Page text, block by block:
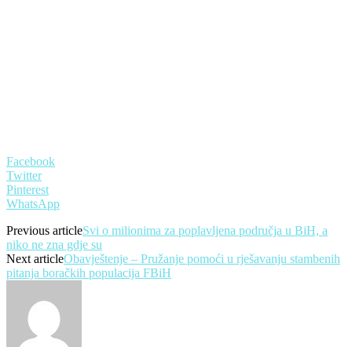
Facebook
Twitter
Pinterest
WhatsApp
Previous articleSvi o milionima za poplavljena područja u BiH, a
niko ne zna gdje su
Next articleObavještenje – Pružanje pomoći u rješavanju stambenih
pitanja boračkih populacija FBiH